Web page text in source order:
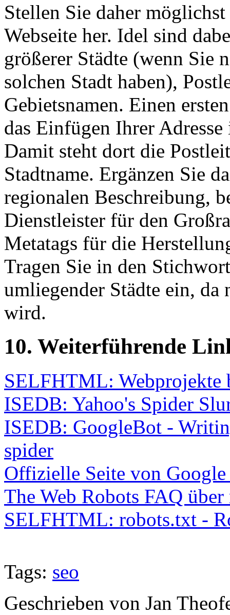
Stellen Sie daher
Webseite her. Idel sind
größerer Städte (wenn Sie
solchen Stadt haben),
Gebietsnamen. Einen
das Einfügen Ihrer
Damit steht dort die
Stadtname. Ergänzen Sie
regionalen Beschreibung,
Dienstleister für den
Metatags für die
Tragen Sie in den
umliegender Städte ein, da
wird.
10. Weiterführende
SELFHTML: Webprojekte
ISEDB: Yahoo's Spider
ISEDB: GoogleBot -
spider
Offizielle Seite von Google
The Web Robots FAQ
SELFHTML: robots.txt -
Tags: seo
Geschrieben von Jan